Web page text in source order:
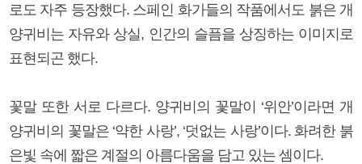
로도 자주 등장했다. 스페인 화가들의 작품에서도 붉은 개
양귀비는 자유와 상실, 인간의 슬픔을 상징하는 이미지로
표현되곤 했다.
꽃말 또한 서로 다르다. 양귀비의 꽃말이 ‘위안’이라면 개
양귀비의 꽃말은 ‘약한 사랑’, ‘덧없는 사랑’이다. 화려한 붉
은빛 속에 짧은 계절의 아름다움을 담고 있는 셈이다.